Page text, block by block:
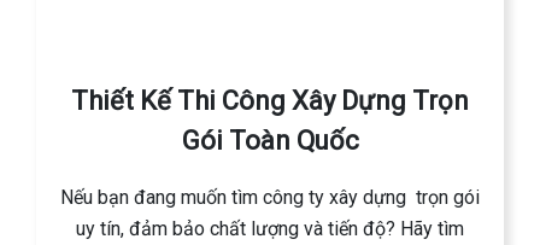
Thiết Kế Thi Công Xây Dựng Trọn
Gói Toàn Quốc
Nếu bạn đang muốn tìm công ty xây dựng trọn gói
uy tín, đảm bảo chất lượng và tiến độ? Hãy tìm